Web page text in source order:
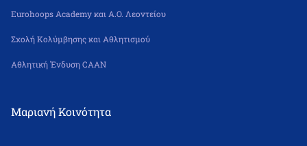
Eurohoops Academy και Α.Ο. Λεοντείου
Σχολή Κολύμβησης και Αθλητισμού
Αθλητική Ένδυση CAAN
Μαριανή Κοινότητα